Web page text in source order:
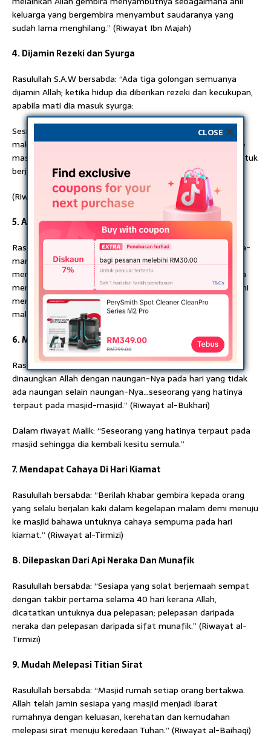
keluarga yang bergembira menyambut saudaranya yang
sudah lama menghilang.” (Riwayat Ibn Majah)
4. Dijamin Rezeki dan Syurga
Rasulullah S.A.W bersabda: “Ada tiga golongan semuanya
dijamin Allah; ketika hidup dia diberikan rezeki dan kecukupan,
apabila mati dia masuk syurga:
Sesiapa yang masuk ke rumahnya dengan memberi salam,
maka dia dijamin Allah. Sesiapa yang keluar rumah untuk ke
masjid, maka dia dijamin Allah. Sesiapa yang keluar demi untuk
berjuang di jalan Allah, maka dia dijamin Allah.
(Riwayat al-Bukhari dalam Adab al-Mufrad)
5. Allah Menyebut Nama Di Depan Malaikat
Rasulullah bersabda: “Tidak berkumpul suatu kaum di mana-
mana rumah Allah, mereka membaca kitab Allah dan
mengkajinya sesama mereka, melainkan diturunkan kepada
mereka ketenangan, diliputi rahmat dan malaikat meneduhi
mereka dan Allah menyebut-nyebut mereka di depan
malaikat-malaikat.” (Riwayat Muslim)
6. Mendapat Naungan Di Akhirat
Rasulullah bersabda: “Ada tujuh golongan yang akan
dinaungkan Allah dengan naungan-Nya pada hari yang tidak
ada naungan selain naungan-Nya…seseorang yang hatinya
terpaut pada masjid-masjid.” (Riwayat al-Bukhari)
Dalam riwayat Malik: “Seseorang yang hatinya terpaut pada
masjid sehingga dia kembali kesitu semula.”
7. Mendapat Cahaya Di Hari Kiamat
Rasulullah bersabda: “Berilah khabar gembira kepada orang
yang selalu berjalan kaki dalam kegelapan malam demi menuju
ke masjid bahawa untuknya cahaya sempurna pada hari
kiamat.” (Riwayat al-Tirmizi)
8. Dilepaskan Dari Api Neraka Dan Munafik
Rasulullah bersabda: “Sesiapa yang solat berjemaah sempat
dengan takbir pertama selama 40 hari kerana Allah,
dicatatkan untuknya dua pelepasan; pelepasan daripada
neraka dan pelepasan daripada sifat munafik.” (Riwayat al-
Tirmizi)
9. Mudah Melepasi Titian Sirat
Rasulullah bersabda: “Masjid rumah setiap orang bertakwa.
Allah telah jamin sesiapa yang masjid menjadi ibarat
rumahnya dengan keluasan, kerehatan dan kemudahan
melepasi sirat menuju keredaan Tuhan.” (Riwayat al-Baihaqi)
CLOSE